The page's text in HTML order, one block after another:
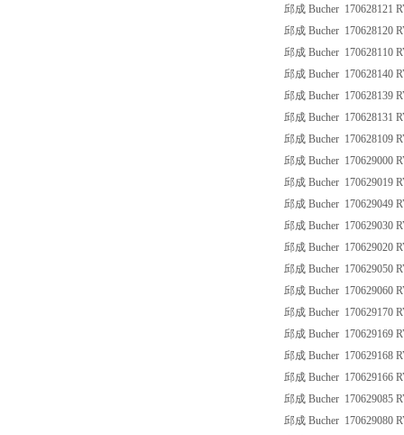
邱成 Bucher 170628121
邱成 Bucher 170628120
邱成 Bucher 170628110
邱成 Bucher 170628140
邱成 Bucher 170628139
邱成 Bucher 170628131
邱成 Bucher 170628109
邱成 Bucher 170629000
邱成 Bucher 170629019
邱成 Bucher 170629049
邱成 Bucher 170629030
邱成 Bucher 170629020
邱成 Bucher 170629050
邱成 Bucher 170629060
邱成 Bucher 170629170
邱成 Bucher 170629169
邱成 Bucher 170629168
邱成 Bucher 170629166
邱成 Bucher 170629085
邱成 Bucher 170629080